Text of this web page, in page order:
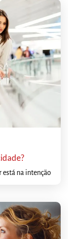
está na intenção